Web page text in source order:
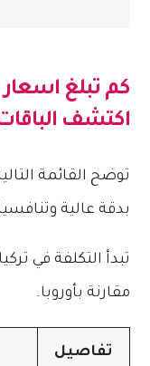
كم تبلغ اسعار
اكتشف
توضح القائمة
بدقة عالية
تبدأ التكلفة في
مقارنة بأوروبا.
تفاصيل